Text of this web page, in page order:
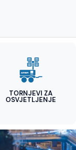
TORNJEVI ZA
OSVJETLJENJE